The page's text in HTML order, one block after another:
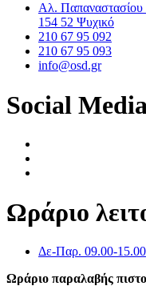
Αλ. Παπαναστασίου
154 52 Ψυχικό
210 67 95 092
210 67 95 093
info@osd.gr
Social Media
Ωράριο
Δε-Παρ. 09.00-15.00
Ωράριο παραλαβής